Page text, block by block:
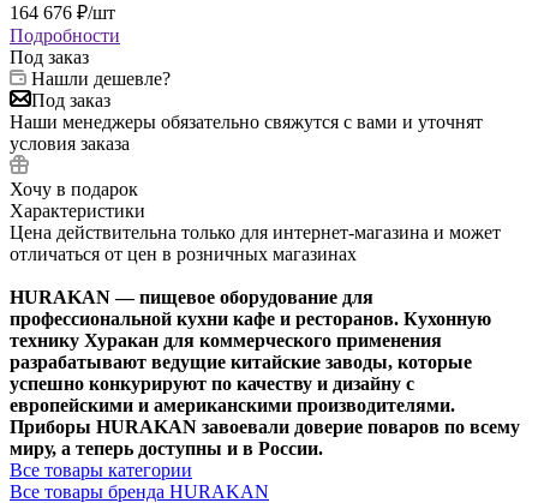
164 676 ₽/шт
Подробности
Под заказ
Нашли дешевле?
Под заказ
Наши менеджеры обязательно свяжутся с вами и уточнят
условия заказа
Хочу в подарок
Характеристики
Цена действительна только для интернет-магазина и может
отличаться от цен в розничных магазинах
HURAKAN — пищевое оборудование для
профессиональной кухни кафе и ресторанов. Кухонную
технику Хуракан для коммерческого применения
разрабатывают ведущие китайские заводы, которые
успешно конкурируют по качеству и дизайну с
европейскими и американскими производителями.
Приборы HURAKAN завоевали доверие поваров по всему
миру, а теперь доступны и в России.
Все товары категории
Все товары бренда HURAKAN